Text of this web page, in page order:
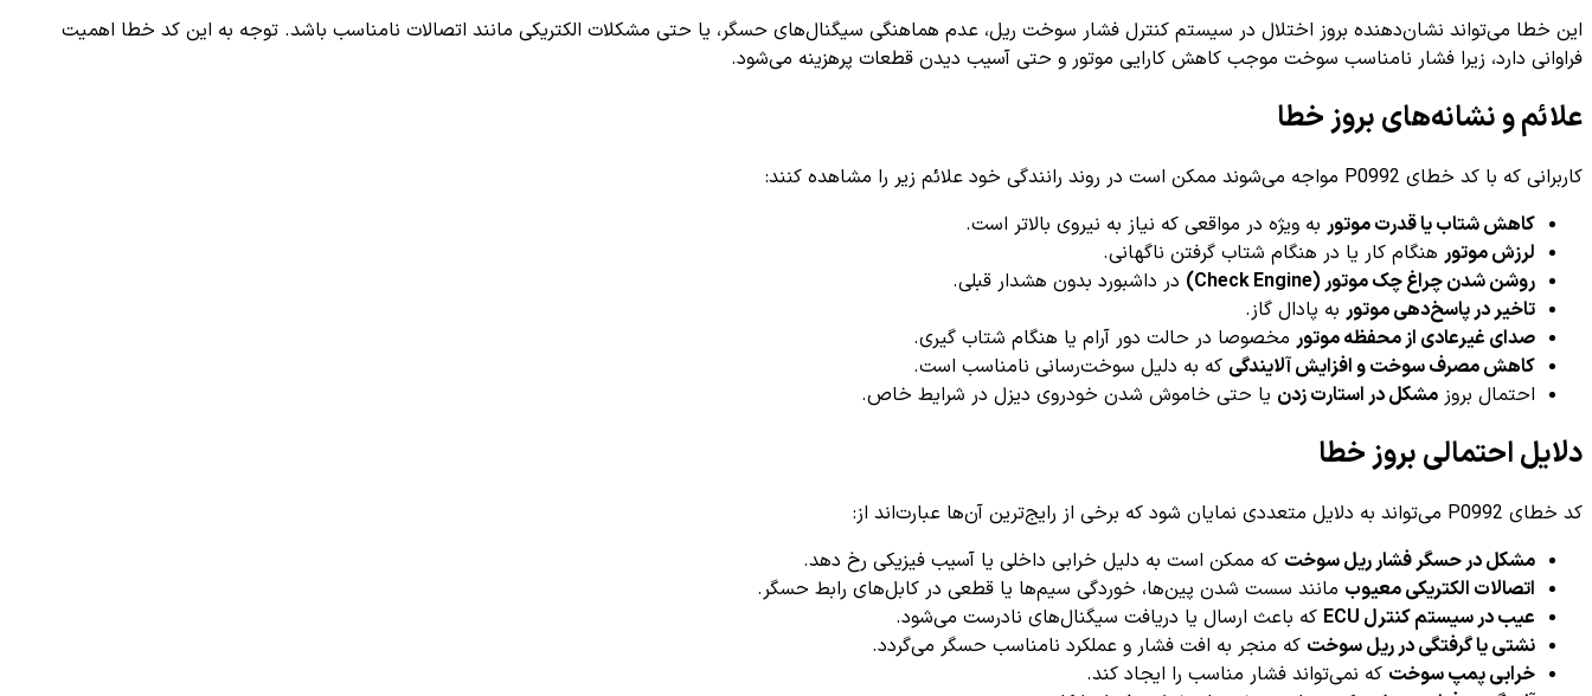
این خطا می‌تواند نشان‌دهنده بروز اختلال در سیستم کنترل فشار سوخت ریل، عدم هماهنگی سیگنال‌های حسگر، یا حتی مشکلات الکتریکی مانند اتصالات نامناسب باشد. توجه به این کد خطا اهمیت
فراوانی دارد، زیرا فشار نامناسب سوخت موجب کاهش کارایی موتور و حتی آسیب دیدن قطعات پرهزینه می‌شود.
علائم و نشانه‌های بروز خطا
کاربرانی که با کد خطای P0992 مواجه می‌شوند ممکن است در روند رانندگی خود علائم زیر را مشاهده کنند:
کاهش شتاب یا قدرت موتور به ویژه در مواقعی که نیاز به نیروی بالاتر است.
لرزش موتور هنگام کار یا در هنگام شتاب گرفتن ناگهانی.
روشن شدن چراغ چک موتور (Check Engine)
در داشبورد بدون هشدار قبلی.
تاخیر در پاسخ‌دهی موتور به پا‌دال گاز.
صدای غیرعادی از محفظه موتور مخصوصا در حالت دور آرام یا هنگام شتاب گیری.
کاهش مصرف سوخت و افزایش آلایندگی که به دلیل سوخت‌رسانی نامناسب است.
احتمال بروز مشکل در استارت زدن یا حتی خاموش شدن خودروی دیزل در شرایط خاص.
دلایل احتمالی بروز خطا
کد خطای P0992 می‌تواند به دلایل متعددی نمایان شود که برخی از رایج‌ترین آن‌ها عبارت‌اند از:
مشکل در حسگر فشار ریل سوخت که ممکن است به دلیل خرابی داخلی یا آسیب فیزیکی رخ دهد.
اتصالات الکتریکی معیوب مانند سست شدن پین‌ها، خوردگی سیم‌ها یا قطعی در کابل‌های رابط حسگر.
عیب در سیستم کنترل ECU
که باعث ارسال یا دریافت سیگنال‌های نادرست می‌شود.
نشتی یا گرفتگی در ریل سوخت که منجر به افت فشار و عملکرد نامناسب حسگر می‌گردد.
خرابی پمپ سوخت که نمی‌تواند فشار مناسب را ایجاد کند.